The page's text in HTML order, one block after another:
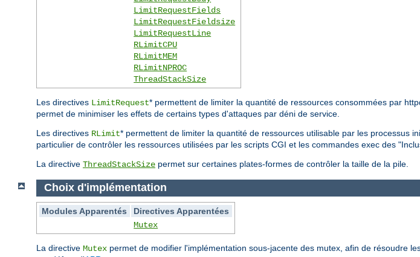
LimitRequestFields
LimitRequestFieldsize
LimitRequestLine
RLimitCPU
RLimitMEM
RLimitNPROC
ThreadStackSize
Les directives LimitRequest* permettent de limiter la quantité de ressources consommées par
permet de minimiser les effets de certains types d'attaques par déni de service.
Les directives RLimit* permettent de limiter la quantité de ressources utilisable par les processus
particulier de contrôler les ressources utilisées par les scripts CGI et les commandes exec des
La directive ThreadStackSize permet sur certaines plates-formes de contrôler la taille de la pile.
Choix d'implémentation
Modules Apparentés
Directives Apparentées
Mutex
La directive Mutex permet de modifier l'implémentation sous-jacente des mutex, afin de résoudre